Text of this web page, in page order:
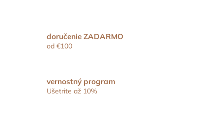
doručenie ZADARMO
od €100
vernostný program
Ušetrite až 10%